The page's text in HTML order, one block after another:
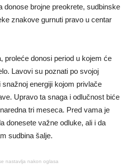
donose brojne preokrete, sudbinske
znakove gurnuti pravo u centar
proleće donosi period u kojem će
Lavovi su poznati po svojoj
energiji kojom privlače
Upravo ta snaga i odlučnost biće
tri meseca. Pred vama je
donesete važne odluke, ali i da
sudbina šalje.
nastavlja nakon oglasa